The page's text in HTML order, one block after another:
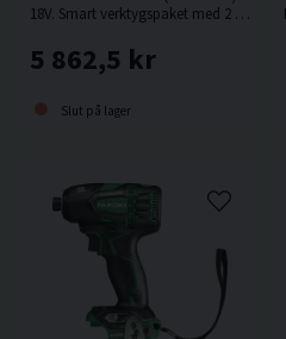
18V. Smart verktygspaket med 2 st kompakta och kraftfulla 18V batteriverktyg.
5 862,5 kr
Slut på lager